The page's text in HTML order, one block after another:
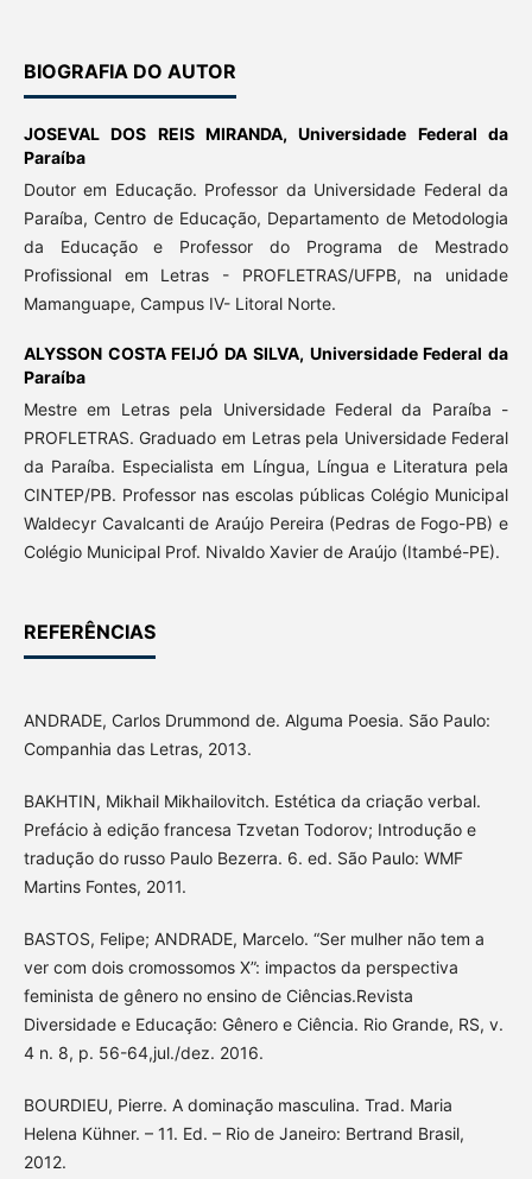
BIOGRAFIA DO AUTOR
JOSEVAL DOS REIS MIRANDA,Universidade Federal da
Paraíba
Doutor em Educação. Professor da Universidade Federal da
Paraíba, Centro de Educação, Departamento de Metodologia
da Educação e Professor do Programa de Mestrado
Profissional em Letras - PROFLETRAS/UFPB, na unidade
Mamanguape, Campus IV- Litoral Norte.
ALYSSON COSTA FEIJÓ DA SILVA, Universidade Federal da
Paraíba
Mestre em Letras pela Universidade Federal da Paraíba -
PROFLETRAS. Graduado em Letras pela Universidade Federal
da Paraíba. Especialista em Língua, Língua e Literatura pela
CINTEP/PB. Professor nas escolas públicas Colégio Municipal
Waldecyr Cavalcanti de Araújo Pereira (Pedras de Fogo-PB) e
Colégio Municipal Prof. Nivaldo Xavier de Araújo (Itambé-PE).
REFERÊNCIAS
ANDRADE, Carlos Drummond de. Alguma Poesia. São Paulo:
Companhia das Letras, 2013.
BAKHTIN, Mikhail Mikhailovitch. Estética da criação verbal.
Prefácio à edição francesa Tzvetan Todorov; Introdução e
tradução do russo Paulo Bezerra. 6. ed. São Paulo: WMF
Martins Fontes, 2011.
BASTOS, Felipe; ANDRADE, Marcelo. “Ser mulher não tem a
ver com dois cromossomos X”: impactos da perspectiva
feminista de gênero no ensino de Ciências.Revista
Diversidade e Educação: Gênero e Ciência. Rio Grande, RS, v.
4 n. 8, p. 56-64,jul./dez. 2016.
BOURDIEU, Pierre. A dominação masculina. Trad. Maria
Helena Kühner. – 11. Ed. – Rio de Janeiro: Bertrand Brasil,
2012.